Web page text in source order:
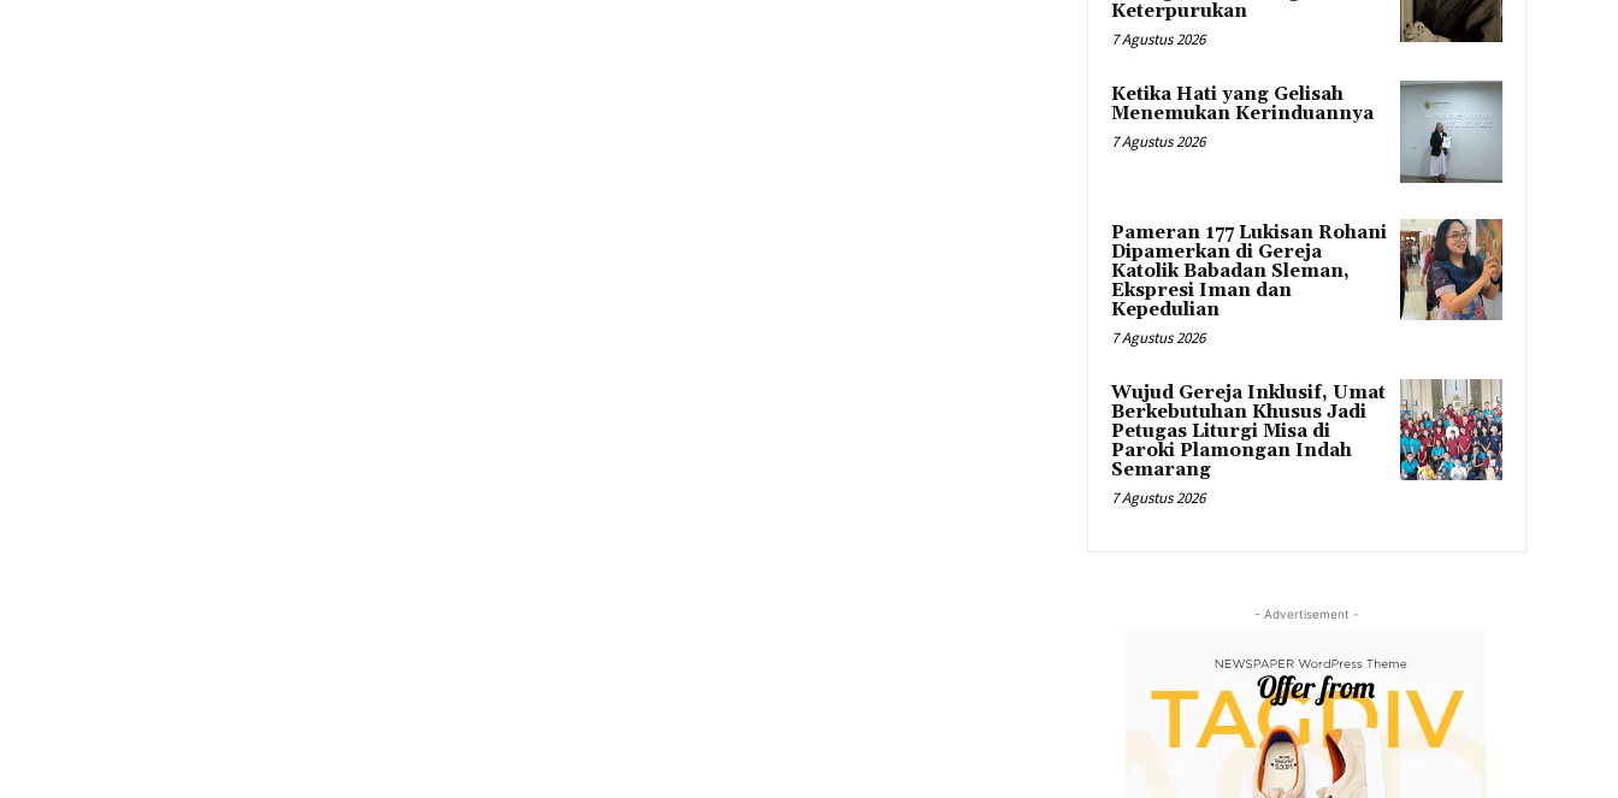
Keterpurukan
7 Agustus 2026
Ketika Hati yang Gelisah
Menemukan Kerinduannya
7 Agustus 2026
Pameran 177 Lukisan Rohani
Dipamerkan di Gereja
Katolik Babadan Sleman,
Ekspresi Iman dan
Kepedulian
7 Agustus 2026
Wujud Gereja Inklusif, Umat
Berkebutuhan Khusus Jadi
Petugas Liturgi Misa di
Paroki Plamongan Indah
Semarang
7 Agustus 2026
- Advertisement -